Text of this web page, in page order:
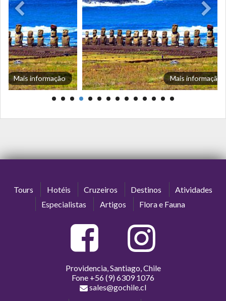
Mais informação Mais informação
Tours Hotéis Cruzeiros Destinos
Atividades
Especialistas
Artigos Flora e Fauna
Providencia, Santiago, Chile
Fone +56 (9) 6309 1076
sales@gochile.cl